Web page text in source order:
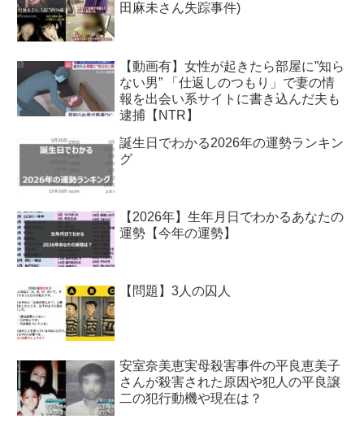
田麻未さん失踪事件)
【動画有】女性が起きたら部屋に”知ら
ない男” 「仕返しのつもり」で妻の情
報を出会い系サイトに書き込んだ夫も
逮捕【NTR】
誕生日でわかる2026年の運勢ランキン
グ
【2026年】生年月日でわかるあなたの
運勢【今年の運勢】
【問題】3人の囚人
安室奈美恵実母殺害事件の平良恵美子
さんが殺害された原因や犯人の平良譲
二の犯行動機や現在は？